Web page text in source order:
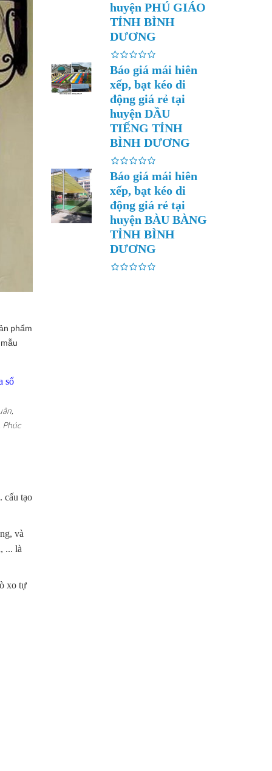
phẩm
sổ
Phúc
cấu tạo
và
... là
xo tự
huyện PHÚ GIÁO
TỈNH BÌNH
DƯƠNG
Báo giá mái hiên
xếp, bạt kéo di
động giá rẻ tại
huyện DẦU
TIẾNG TỈNH
BÌNH DƯƠNG
Báo giá mái hiên
xếp, bạt kéo di
động giá rẻ tại
huyện BÀU BÀNG
TỈNH BÌNH
DƯƠNG